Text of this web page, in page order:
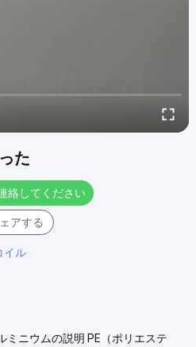
た
絡してください
アする
イル
ミニウムの説明 PE（ポリエステ